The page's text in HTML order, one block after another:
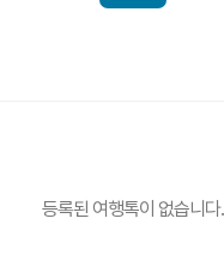
등록된 여행톡이 없습니다.